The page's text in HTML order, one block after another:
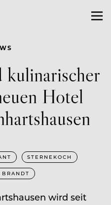
kulinarischer
Hotel
STERNEKOCH
wird seit